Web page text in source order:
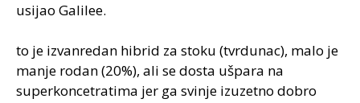
usijao Galilee.
to je izvanredan hibrid za stoku (tvrdunac), malo je
manje rodan (20%), ali se dosta ušpara na
superkoncetratima jer ga svinje izuzetno dobro